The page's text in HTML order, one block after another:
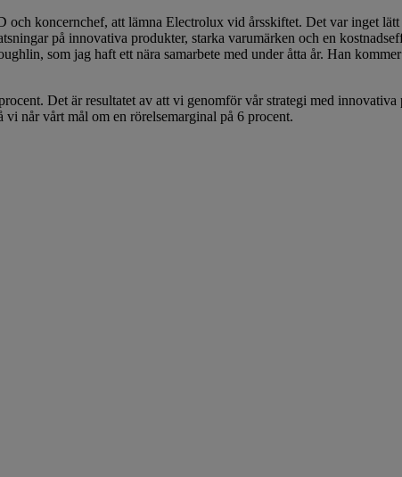
koncernchef, att lämna Electrolux vid årsskiftet. Det var inget
på innovativa produkter, starka varumärken och en
som jag haft ett nära samarbete med under åtta år. Han
Det är resultatet av att vi genomför vår strategi med
når vårt mål om en rörelsemarginal på 6 procent.